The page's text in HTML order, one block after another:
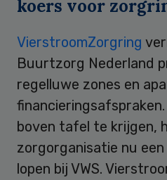
koers voor
VierstroomZorgring
Buurtzorg Nederland
regelluwe zones en
boven tafel te krijgen,
zorgorganisatie nu
lopen bij VWS.